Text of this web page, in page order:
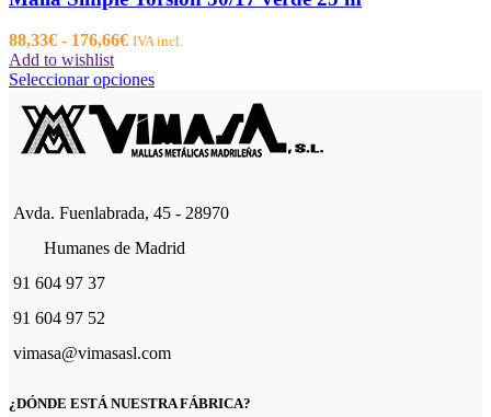
88,33€ - 176,66€Rango
precios:
88,33€
hasta
176,66€
IVA incl.
Add to wishlist
Seleccionar opcionesEste
tiene
múltiples
variantes.
se
elegir
producto
Avda. Fuenlabrada, 45 - 28970
Humanes de Madrid
91 604 97 37
91 604 97 52
vimasa@vimasasl.com
¿DÓNDE ESTÁ NUESTRA FÁBRICA?